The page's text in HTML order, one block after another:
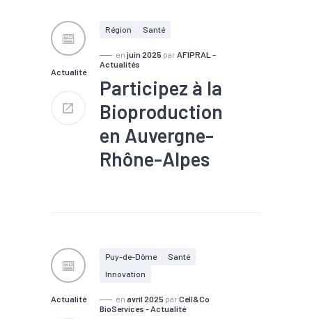
Découvrez dans cette
cartographie les entreprises
proposant des services de
indsutries de santé.
Actualité
Région Santé
en juin 2025 par AFIPRAL -
Actualités
Participez à la
Bioproduction
en Auvergne-
Rhône-Alpes
Actualité
Puy-de-Dôme
Santé
Innovation
en avril 2025 par Cell&Co
BioServices - Actualité